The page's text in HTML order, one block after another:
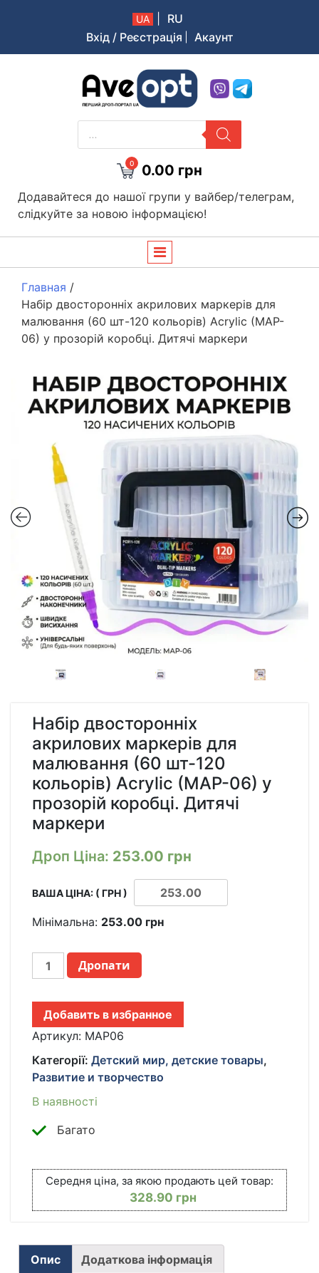
UA
RU
Вхід / Реєстрація
Акаунт
Aveopt – оптова дропшипінг платформа в Україні
PRODUCTS
SEARCH
0 0.00 грн
Додавайтеся до нашої групи у вайбер/телеграм,
слідкуйте за новою інформацією!
Главная /
Набір двосторонніх акрилових маркерів для
малювання (60 шт-120 кольорів) Acrylic (MAP-
06) у прозорій коробці. Дитячі маркери
Набір двосторонніх
акрилових маркерів для
малювання (60 шт-120
кольорів) Acrylic (MAP-06) у
прозорій коробці. Дитячі
маркери
Дроп Ціна: 253.00 грн
ВАША ЦІНА: ( ГРН )
Мінімальна: 253.00 грн
НАБОР
ДВУСТОРОННИХ
МАРКЕРОВ
ДЛЯ
РИСОВАНИЯ
ШТ-120
ЦВЕТА)
(MAP-
06)
В
БОКСЕ.
ДЕТСКИЕ
МАРКЕРЫ
КІЛЬКІСТЬ
Дропати
Добавить в избранное
Артикул: MAP06
Категорії: Детский мир, детские товары,
Развитие и творчество
В наявності
Багато
Середня ціна, за якою продають цей товар:
328.90 грн
Опис Додаткова інформація